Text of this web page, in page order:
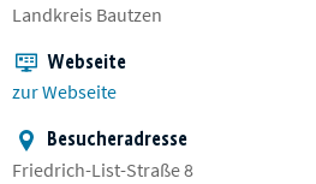
Landkreis Bautzen
Webseite
zur Webseite
Besucheradresse
Friedrich-List-Straße 8